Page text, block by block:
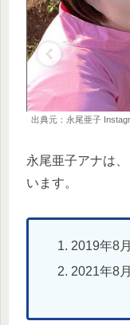
出典元：永尾亜子
永尾亜子アナは
います。
2019年8月
2021年8月